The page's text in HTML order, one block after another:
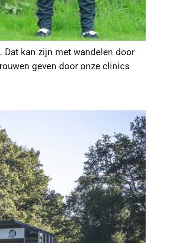
kan zijn met wandelen door
geven door onze clinics